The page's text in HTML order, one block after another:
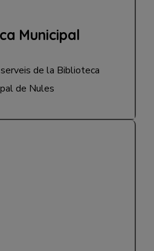
Municipal
de la Biblioteca
de Nules